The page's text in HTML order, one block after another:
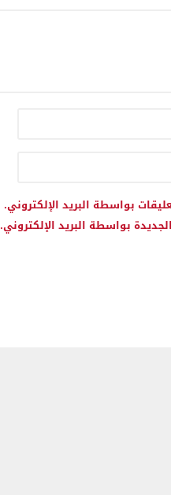
بواسطة البريد الإلكتروني.
بواسطة البريد الإلكتروني.